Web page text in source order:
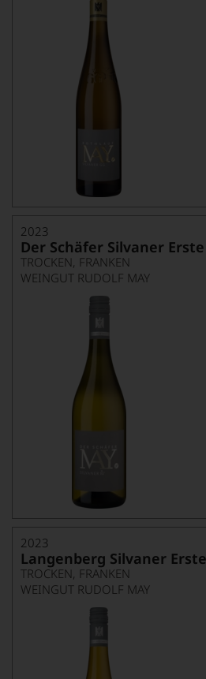
2023
Der Schäfer Silvaner
TROCKEN, FRANKEN
WEINGUT RUDOLF MAY
2023
Langenberg Silvaner
TROCKEN, FRANKEN
WEINGUT RUDOLF MAY